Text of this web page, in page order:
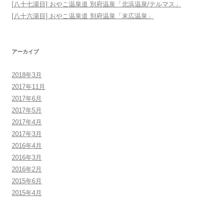
[八十七湯目] おやこ温泉道 別府温泉「北浜温泉/テルマス」
[八十六湯目] おやこ温泉道 別府温泉「末広温泉」
アーカイブ
2018年3月
2017年11月
2017年6月
2017年5月
2017年4月
2017年3月
2016年4月
2016年3月
2016年2月
2015年6月
2015年4月